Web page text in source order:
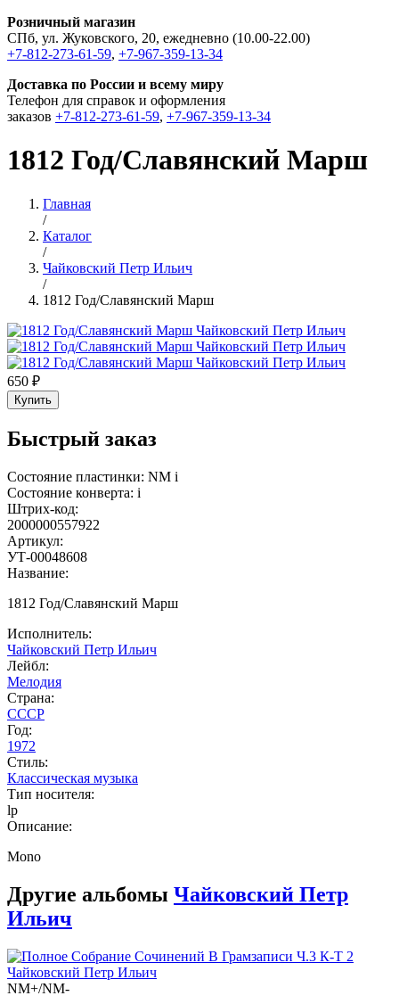
Розничный магазин
СПб, ул. Жуковского, 20, ежедневно (10.00-22.00)
+7-812-273-61-59, +7-967-359-13-34
Доставка по России и всему миру
Телефон для справок и оформления
заказов +7-812-273-61-59, +7-967-359-13-34
1812 Год/Славянский Марш
Главная
/
Каталог
/
Чайковский Петр Ильич
/
1812 Год/Славянский Марш
650 ₽
Купить
Быстрый заказ
Состояние пластинки: NM i
Состояние конверта: i
Штрих-код:
2000000557922
Артикул:
УТ-00048608
Название:
1812 Год/Славянский Марш
Исполнитель:
Чайковский Петр Ильич
Лейбл:
Мелодия
Страна:
СССР
Год:
1972
Стиль:
Классическая музыка
Тип носителя:
lp
Описание:
Mono
Другие альбомы Чайковский Петр
Ильич
NM+/NM-